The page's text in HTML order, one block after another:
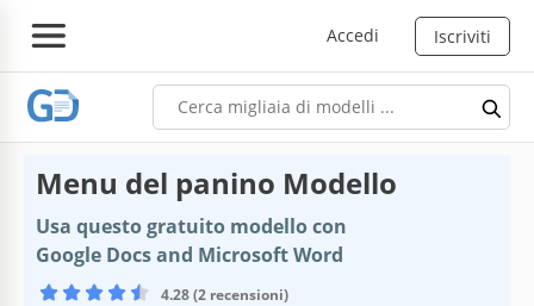
Accedi Iscriviti
Menu del panino Modello
Usa questo gratuito modello con
Google Docs and Microsoft Word
4.28 (2 recensioni)